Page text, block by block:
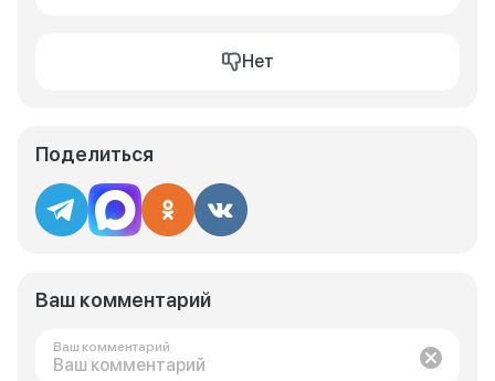
Нет
Поделиться
Ваш комментарий
Ваш комментарий